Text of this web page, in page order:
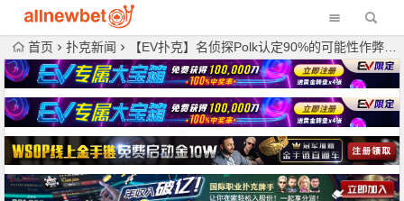
首页 扑克新闻 【EV扑克】名侦探Polk认定90%的可能性作弊，但恩师说她还只是记不清术语的“美人鱼”